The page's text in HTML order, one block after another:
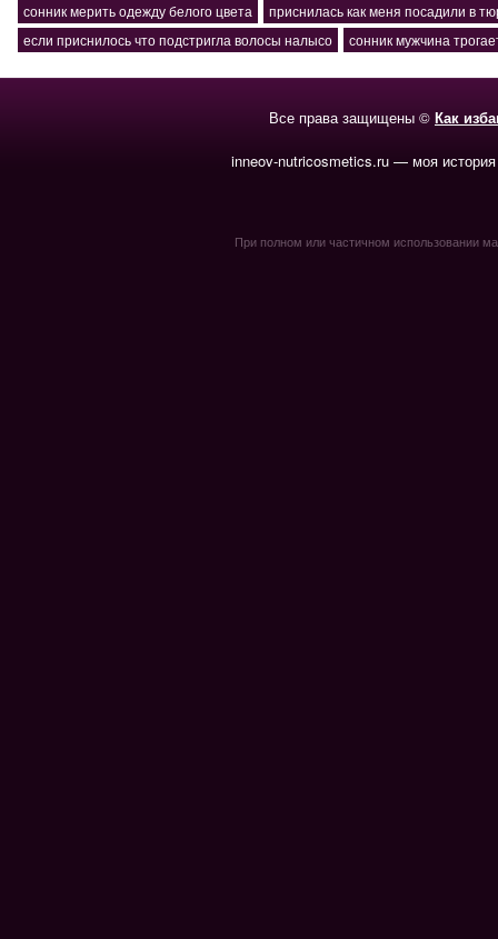
сонник мерить одежду белого цвета
приснилась как меня посадили в
если приснилось что подстригла волосы налысо
сонник мужчина
Все права защищены © Как
inneov-nutricosmetics.ru — моя
При полном или частичном использовании